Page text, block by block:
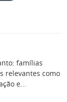
famílias
relevantes como
e...